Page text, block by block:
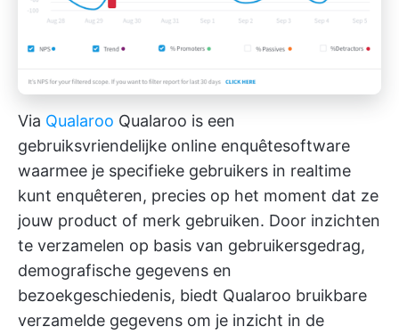
Via Qualaroo Qualaroo is een
gebruiksvriendelijke online enquêtesoftware
waarmee je specifieke gebruikers in realtime
kunt enquêteren, precies op het moment dat ze
jouw product of merk gebruiken. Door inzichten
te verzamelen op basis van gebruikersgedrag,
demografische gegevens en
bezoekgeschiedenis, biedt Qualaroo bruikbare
verzamelde gegevens om je inzicht in de